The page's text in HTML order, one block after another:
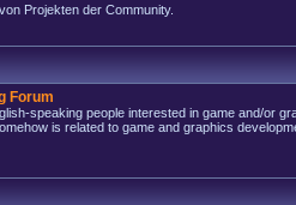
Projekten der Community.
Forum
speaking people interested in game and/or
is related to game and graphics